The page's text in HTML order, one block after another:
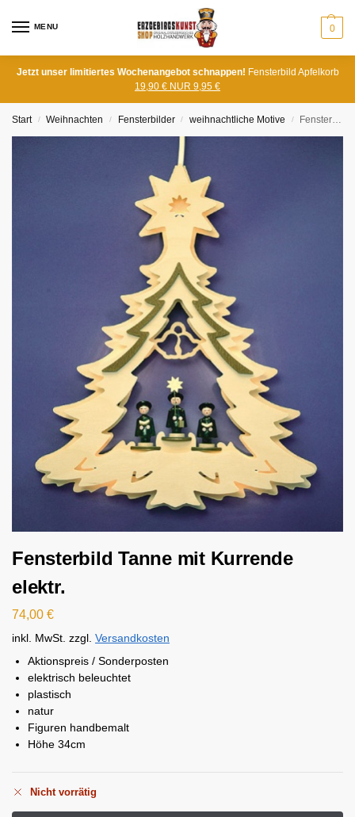
MENU 0
Jetzt unser limitiertes Wochenangebot schnappen! Fensterbild Apfelkorb
19,90 € NUR 9,95 €
Start / Weihnachten / Fensterbilder / weihnachtliche Motive / Fensterbild Tanne mit Kurrende elektr.
Fensterbild Tanne mit Kurrende
elektr.
74,00 €
inkl. MwSt. zzgl. Versandkosten
Aktionspreis / Sonderposten
elektrisch beleuchtet
plastisch
natur
Figuren handbemalt
Höhe 34cm
Nicht vorrätig